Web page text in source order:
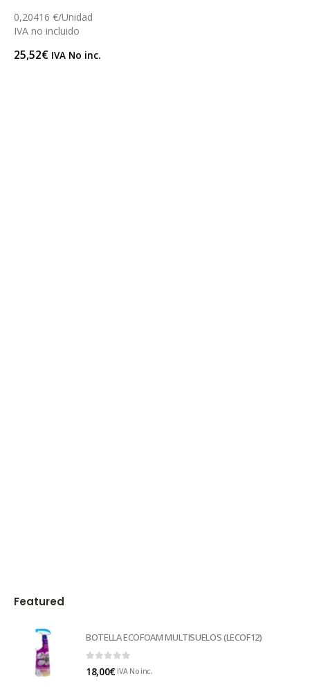
0,20416 €/Unidad
IVA no incluido
25,52€ IVA No inc.
Featured
BOTELLA ECOFOAM MULTISUELOS (LECOF12)
18,00€ IVA No inc.